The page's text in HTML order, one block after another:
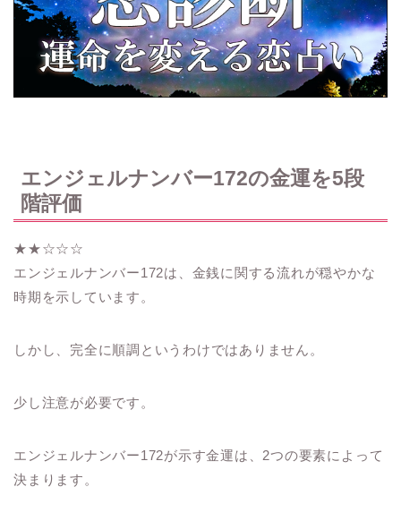
エンジェルナンバー172の金運を5段
階評価
★★☆☆☆
エンジェルナンバー172は、金銭に関する流れが穏やかな
時期を示しています。
しかし、完全に順調というわけではありません。
少し注意が必要です。
エンジェルナンバー172が示す金運は、2つの要素によって
決まります。